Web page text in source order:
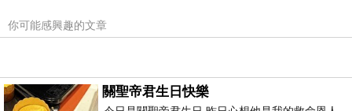
熊證時相互押注，發行人通常需要對沖街頭風險
需要買入大致相同的恒指期貨進行對沖。當恒指
跌至牛證重貨區附近時，大型投資者需要在牛證
你可能感興趣的文章
關聖帝君生日快樂